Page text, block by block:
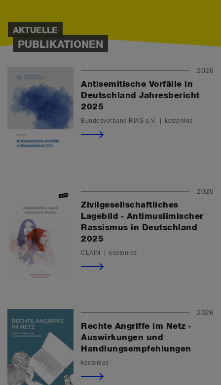
AKTUELLE
PUBLIKATIONEN
2026
Antisemitische Vorfälle in
Deutschland Jahresbericht
2025
Bundesverband RIAS e.V. | kostenlos
2026
Zivilgesellschaftliches
Lagebild - Antimuslimischer
Rassismus in Deutschland
2025
CLAIM | kostenlos
2026
Rechte Angriffe im Netz -
Auswirkungen und
Handlungsempfehlungen
kostenlos